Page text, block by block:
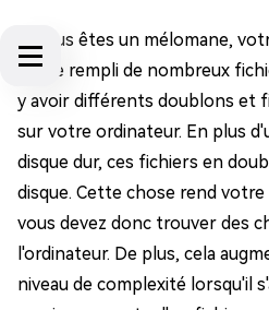
Si vous êtes un mélomane,
d'être rempli de nombreux
y avoir différents doublons et
sur votre ordinateur. En plus
disque dur, ces fichiers en
disque. Cette chose rend
vous devez donc trouver des
l'ordinateur. De plus, cela
niveau de complexité lorsqu'il